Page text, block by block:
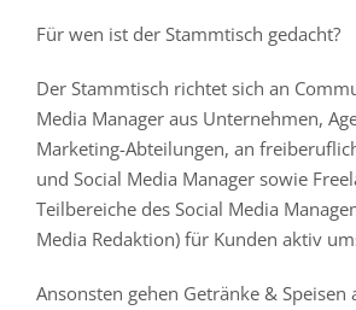
Für wen ist der Stammtisch gedacht?
Der Stammtisch richtet sich an
Media Manager aus Unternehmen,
Marketing-Abteilungen, an
und Social Media Manager sowie
Teilbereiche des Social Media
Media Redaktion) für Kunden aktiv
Ansonsten gehen Getränke & Speisen